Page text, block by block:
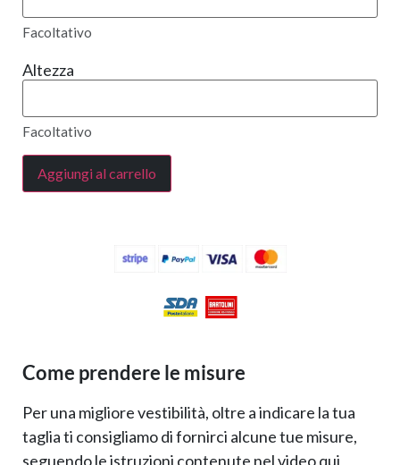
Facoltativo
Altezza
Facoltativo
Aggiungi al carrello
Come prendere le misure
Per una migliore vestibilità, oltre a indicare la tua
taglia ti consigliamo di fornirci alcune tue misure,
seguendo le istruzioni contenute nel video qui